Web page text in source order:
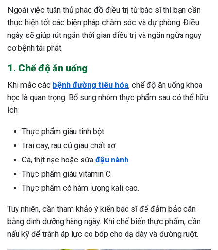
Ngoài việc tuân thủ phác đồ điều trị từ bác sĩ thì bạn cần
thực hiện tốt các biện pháp chăm sóc và dự phòng. Điều
ngày sẽ giúp rút ngắn thời gian điều trị và ngăn ngừa nguy
cơ bệnh tái phát.
1. Chế độ ăn uống
Khi mắc các bệnh đường tiêu hóa, chế độ ăn uống khoa
học là quan trọng. Bổ sung nhóm thực phẩm sau có thể hữu
ích:
Thực phẩm giàu tinh bột.
Trái cây, rau củ giàu chất xơ.
Cá, thịt nạc hoặc sữa đậu nành.
Thực phẩm giàu vitamin C.
Thực phẩm có hàm lượng kali cao.
Tuy nhiên, cần tham khảo ý kiến ​​bác sĩ để đảm bảo cân
bằng dinh dưỡng hàng ngày. Khi chế biến thực phẩm, cần
nấu kỹ để tránh áp lực co bóp cho dạ dày và đường ruột.